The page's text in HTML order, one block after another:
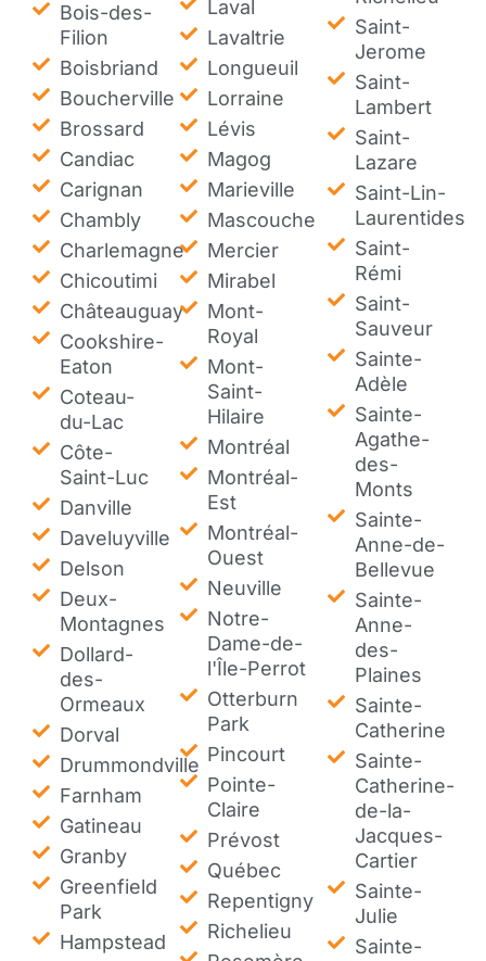
Bois-des-
Filion
Boisbriand
Boucherville
Brossard
Candiac
Carignan
Chambly
Charlemagne
Chicoutimi
Châteauguay
Cookshire-
Eaton
Coteau-
du-Lac
Côte-
Saint-Luc
Danville
Daveluyville
Delson
Deux-
Montagnes
Dollard-
des-
Ormeaux
Dorval
Drummondville
Farnham
Gatineau
Granby
Greenfield
Park
Hampstead
Laval
Lavaltrie
Longueuil
Lorraine
Lévis
Magog
Marieville
Mascouche
Mercier
Mirabel
Mont-
Royal
Mont-
Saint-
Hilaire
Montréal
Montréal-
Est
Montréal-
Ouest
Neuville
Notre-
Dame-de-
l'Île-Perrot
Otterburn
Park
Pincourt
Pointe-
Claire
Prévost
Québec
Repentigny
Richelieu
Saint-
Jerome
Saint-
Lambert
Saint-
Lazare
Saint-Lin-
Laurentides
Saint-
Rémi
Saint-
Sauveur
Sainte-
Adèle
Sainte-
Agathe-
des-
Monts
Sainte-
Anne-de-
Bellevue
Sainte-
Anne-
des-
Plaines
Sainte-
Catherine
Sainte-
Catherine-
de-la-
Jacques-
Cartier
Sainte-
Julie
Sainte-